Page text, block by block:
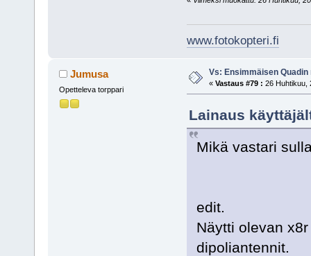
www.fotokopteri.fi
Jumusa
Opetteleva torppari
Vs: Ensimmäisen
« Vastaus #79 : 26 Huhtikuu,
Lainaus
Mikä vastari
edit.
Näytti olevan
dipoliantennit.